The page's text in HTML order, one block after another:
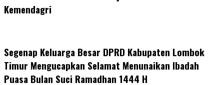
Kemendagri
Segenap Keluarga Besar DPRD Kabupaten Lombok
Timur Mengucapkan Selamat Menunaikan Ibadah
Puasa Bulan Suci Ramadhan 1444 H